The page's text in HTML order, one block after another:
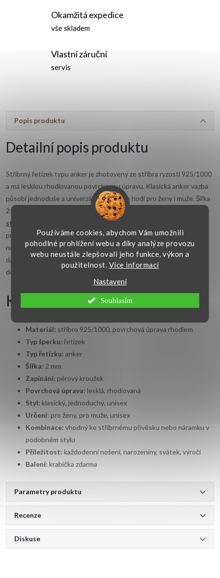
Používáme cookies, abychom Vám umožnili
pohodlné prohlížení webu a díky analýze provozu
webu neustále zlepšovali jeho funkce, výkon a
použitelnost. Více informací
Nastavení
Souhlasím
Okamžitá expedice
vše skladem
Vlastní záruční
servis
Popis produktu
Detailní popis produktu
Stříbrný řetízek typu anker je zhotovený ze stříbra ryzosti 925/1000
a má lesklou rhodiovanou povrchovou úpravu. Klasická anker vazba
působí jednoduše a univerzálně, proto se hodí pro ženy i muže. Šířka
2 mm je vhodná ke každodennímu nošení, samostatně i s vhodným
stříbrným přívěskem
. Zapínání na pérový kroužek je nenápadné a
praktické pro běžné používání. Řetízek lze sladit také se stříbrným
náramkem ve stejném nebo podobném typu vazby. Hodí se i jako
dárek k narozeninám, svátku nebo výročí. Ke každému šperku
dodáváme krabičku zdarma.
Klíčové vlastnosti
Materiál: stříbro 925/1000, povrchová úprava rhodiem
Typ šperku: řetízek
Typ řetízku: anker
Šířka: 2 mm
Zapínání: pérový kroužek
Povrchová úprava: lesklá, rhodiovaná
Styl: klasický, jednoduchý, unisex
Určení: pro ženy, pro muže, unisex
Kombinace: vhodný ke stříbrnému přívěsku nebo náramku v
podobném stylu
Příležitost: každodenní nošení, narozeniny, svátek, výročí
Balení: krabička zdarma
Parametry produktu
Recenze
Diskuse